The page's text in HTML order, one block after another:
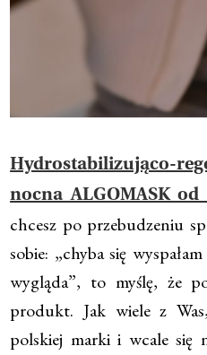
Hydrostabilizująco-
nocna ALGOMASK od
chcesz po przebudzeniu
sobie: „chyba się
wygląda”, to myślę, że
produkt. Jak wiele z
polskiej marki i wcale się